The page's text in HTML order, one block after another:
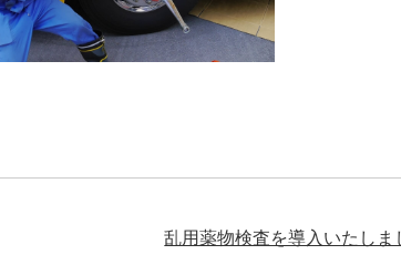
乱用薬物検査を導入いたしま